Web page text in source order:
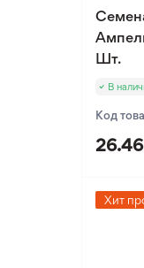
Шт.
В
Код
Хит